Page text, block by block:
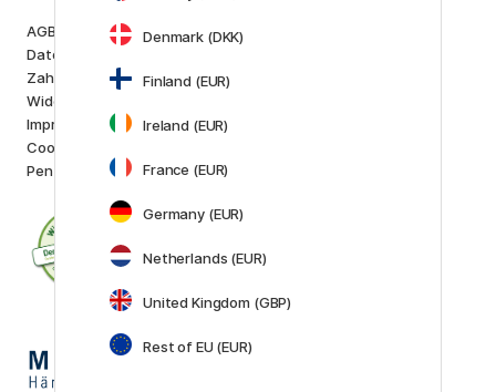
AGB
Datenschutzerklärung
Zahlung und Versand
Widerrufsrecht
Impressum
Cookie-Richtlinien
Pen Store Stockholm
Denmark (DKK)
Finland (EUR)
Ireland (EUR)
France (EUR)
Germany (EUR)
Netherlands (EUR)
United Kingdom (GBP)
Rest of EU (EUR)